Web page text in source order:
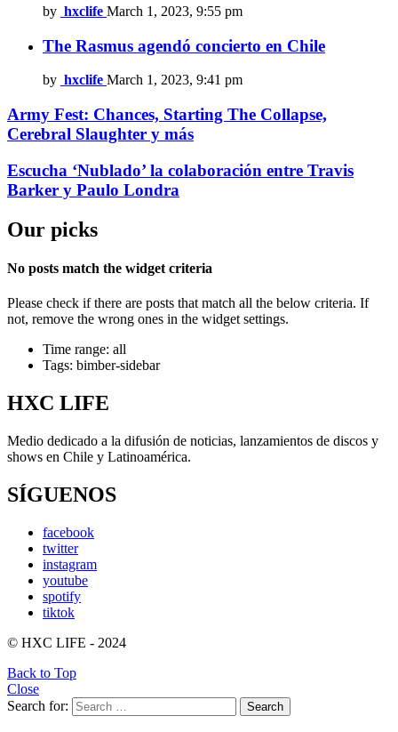
by hxclife March 1, 2023, 9:55 pm
The Rasmus agendó concierto en Chile
by hxclife March 1, 2023, 9:41 pm
Army Fest: Chances, Starting The Collapse,
Cerebral Slaughter y más
Escucha ‘Nublado’ la colaboración entre Travis
Barker y Paulo Londra
Our picks
No posts match the widget criteria
Please check if there are posts that match all the below criteria. If
not, remove the wrong ones in the widget settings.
Time range: all
Tags: bimber-sidebar
HXC LIFE
Medio dedicado a la difusión de noticias, lanzamientos de discos y
shows en Chile y Latinoamérica.
SÍGUENOS
facebook
twitter
instagram
youtube
spotify
tiktok
© HXC LIFE - 2024
Back to Top
Close
Search for:
Search